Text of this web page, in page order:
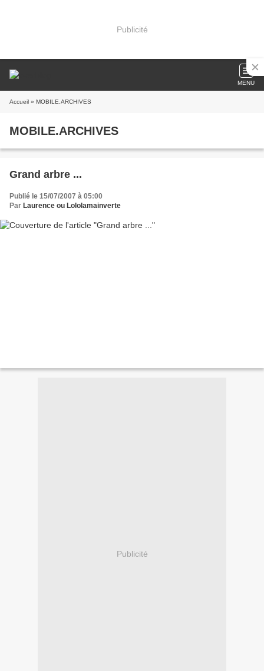
Publicité
MENU
Accueil » MOBILE.ARCHIVES
MOBILE.ARCHIVES
Grand arbre ...
Publié le 15/07/2007 à 05:00
Par Laurence ou Lololamainverte
Publicité